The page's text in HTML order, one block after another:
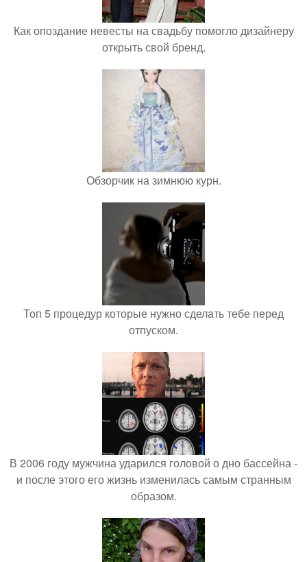
Как опоздание невесты на свадьбу помогло дизайнеру
открыть свой бренд.
Обзорчик на зимнюю курн.
Топ 5 процедур которые нужно сделать тебе перед
отпуском.
В 2006 году мужчина ударился головой о дно бассейна -
и после этого его жизнь изменилась самым странным
образом.